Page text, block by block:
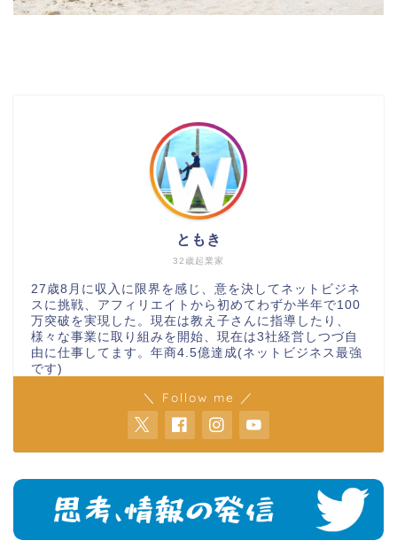
32歳起業家
ともき
27歳8月に収入に限界を感じ、意を決してネットビジネ
スに挑戦、アフィリエイトから初めてわずか半年で100
万突破を実現した。現在は教え子さんに指導したり、
様々な事業に取り組みを開始、現在は3社経営しつづ自
由に仕事してます。年商4.5億達成(ネットビジネス最強
です)
＼ Follow me ／